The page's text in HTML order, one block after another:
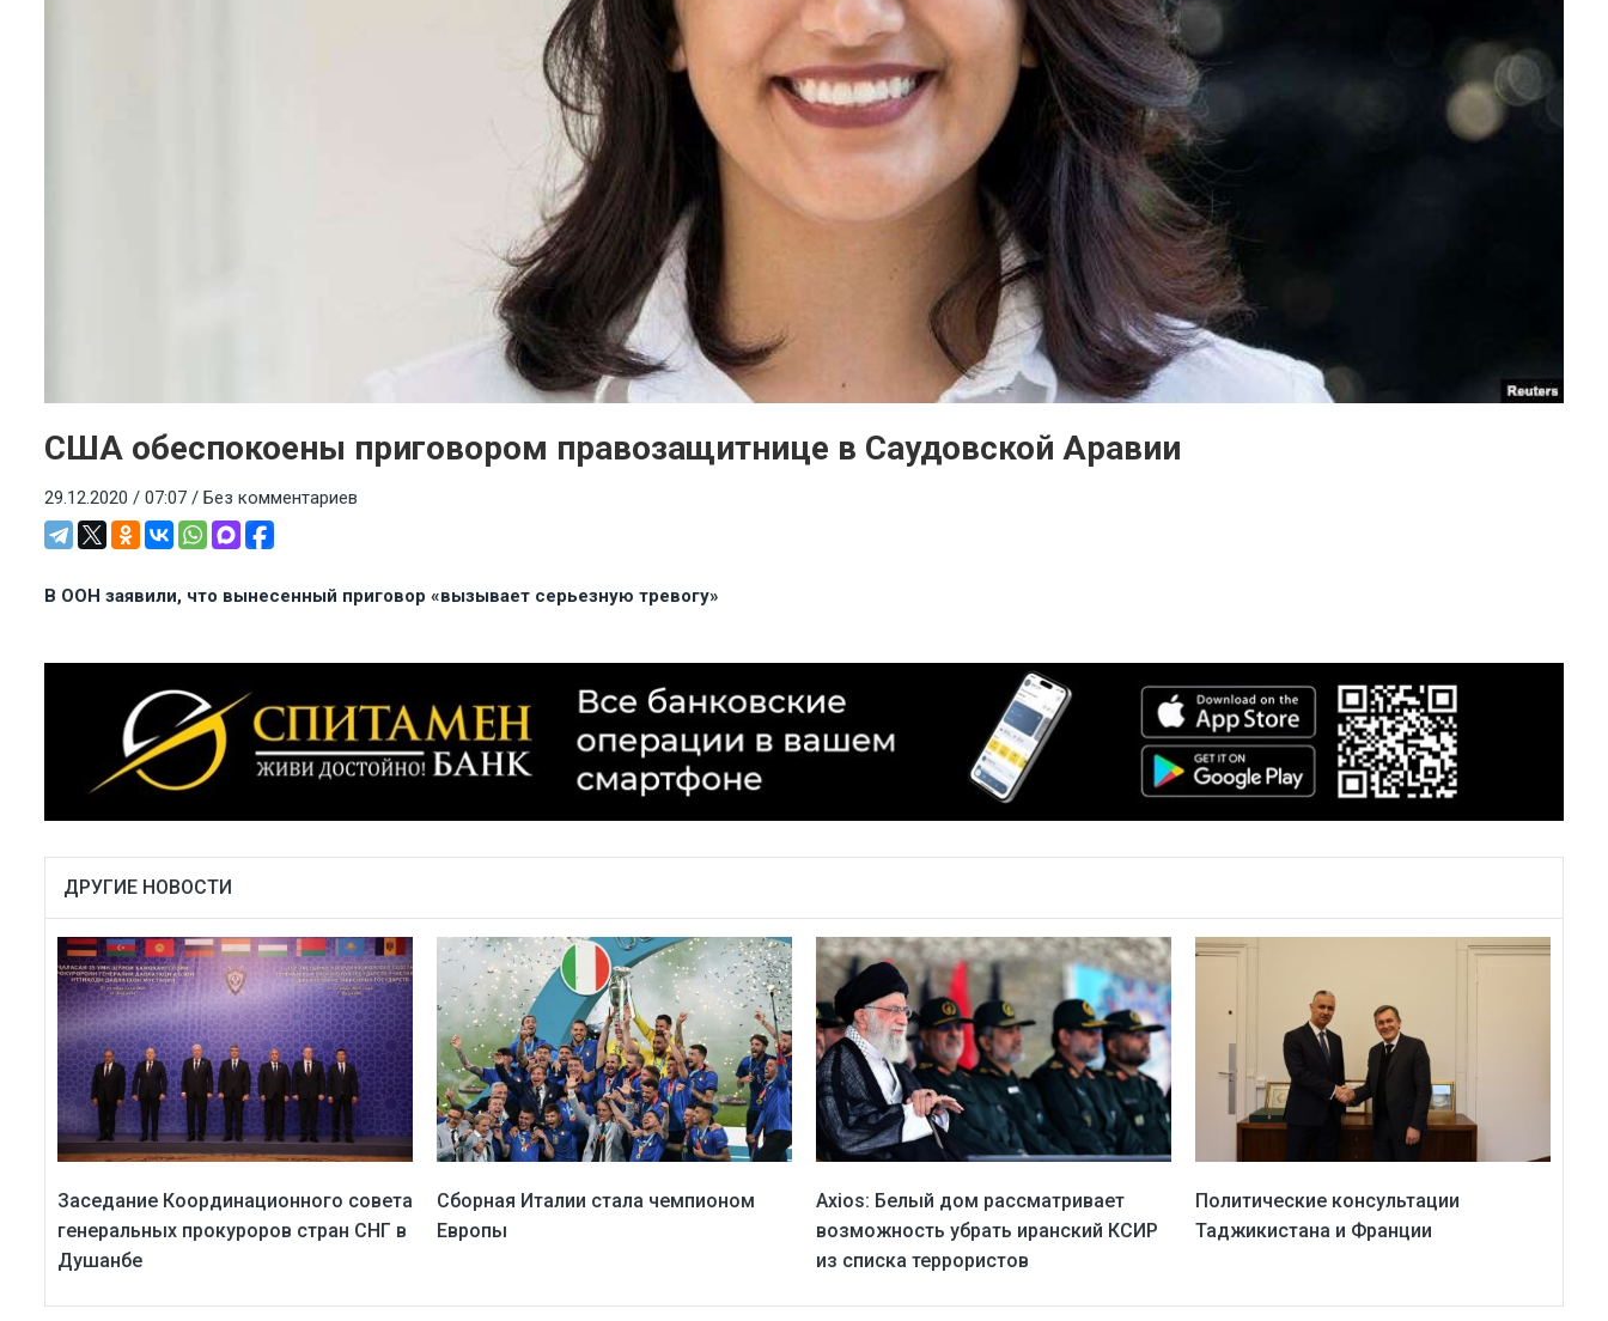
США обеспокоены приговором правозащитнице в Саудовской Аравии
29.12.2020 / 07:07 / Без комментариев
В ООН заявили, что вынесенный приговор «вызывает серьезную тревогу»
ДРУГИЕ НОВОСТИ
Заседание Координационного совета
генеральных прокуроров стран СНГ в
Душанбе
Сборная Италии стала чемпионом
Европы
Axios: Белый дом рассматривает
возможность убрать иранский КСИР
из списка террористов
Политические консультации
Таджикистана и Франции